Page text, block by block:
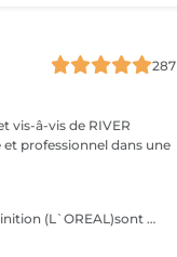
287
Dans tous nos services, le Shampoing et Finition (L`OREAL)sont compris.